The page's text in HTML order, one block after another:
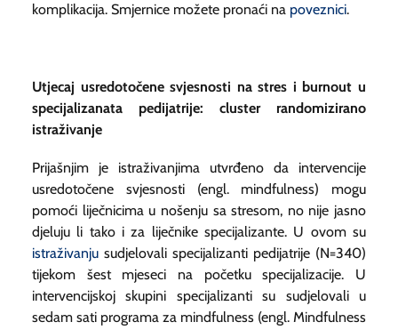
komplikacija. Smjernice možete pronaći na poveznici.
Utjecaj usredotočene svjesnosti na stres i burnout u
specijalizanata pedijatrije: cluster randomizirano
istraživanje
Prijašnjim je istraživanjima utvrđeno da intervencije
usredotočene svjesnosti (engl. mindfulness) mogu
pomoći liječnicima u nošenju sa stresom, no nije jasno
djeluju li tako i za liječnike specijalizante. U ovom su
istraživanju sudjelovali specijalizanti pedijatrije (N=340)
tijekom šest mjeseci na početku specijalizacije. U
intervencijskoj skupini specijalizanti su sudjelovali u
sedam sati programa za mindfulness (engl. Mindfulness